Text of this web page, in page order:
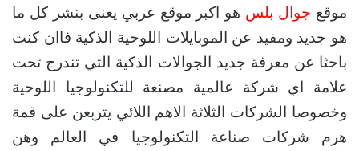
موقع جوال بلس هو اكبر موقع عربي يعنى بنشر كل ما
هو جديد ومفيد عن الموبايلات اللوحية الذكية فاان كنت
باحثا عن معرفة جديد الجوالات الذكية التي تندرج تحت
علامة اي شركة عالمية مصنعة للتكنولوجيا اللوحية
وخصوصا الشركات الثلاثة الاهم اللائي يتربعن على قمة
هرم شركات صناعة التكنولوجيا في العالم وهن